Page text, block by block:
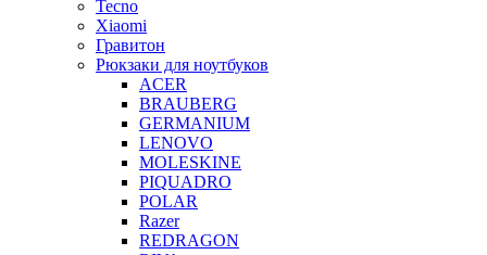
Tecno
Xiaomi
Гравитон
Рюкзаки для ноутбуков
ACER
BRAUBERG
GERMANIUM
LENOVO
MOLESKINE
PIQUADRO
POLAR
Razer
REDRAGON